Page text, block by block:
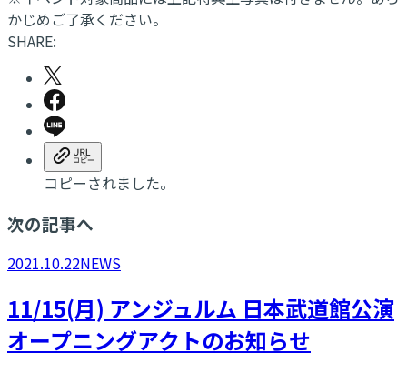
かじめご了承ください。
SHARE:
コピーされました。
次の記事へ
2021.10.22NEWS
11/15(月) アンジュルム 日本武道館公演
オープニングアクトのお知らせ